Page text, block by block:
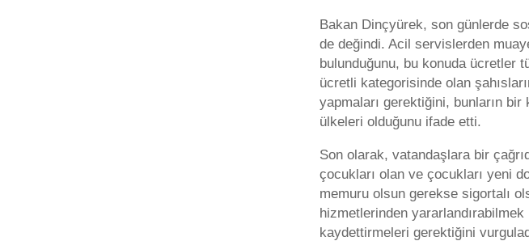
Bakan Dinçyürek, son günlerde
de değindi. Acil servislerden
bulunduğunu, bu konuda ücretler
ücretli kategorisinde olan
yapmaları gerektiğini, bunların bir
ülkeleri olduğunu ifade etti.
Son olarak, vatandaşlara bir
çocukları olan ve çocukları yeni
memuru olsun gerekse sigortalı
hizmetlerinden
kaydettirmeleri gerektiğini